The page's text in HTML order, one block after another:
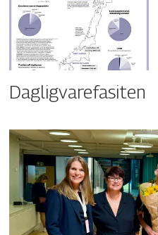
Dagligvarefasiten